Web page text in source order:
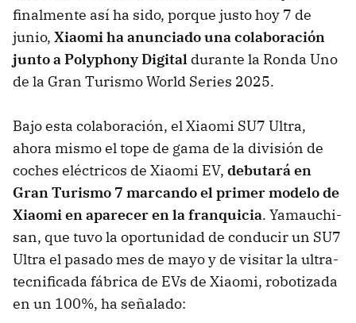
finalmente así ha sido, porque justo hoy 7 de
junio, Xiaomi ha anunciado una colaboración
junto a Polyphony Digital durante la Ronda Uno
de la Gran Turismo World Series 2025.
Bajo esta colaboración, el Xiaomi SU7 Ultra,
ahora mismo el tope de gama de la división de
coches eléctricos de Xiaomi EV, debutará en
Gran Turismo 7 marcando el primer modelo de
Xiaomi en aparecer en la franquicia. Yamauchi-
san, que tuvo la oportunidad de conducir un SU7
Ultra el pasado mes de mayo y de visitar la ultra-
tecnificada fábrica de EVs de Xiaomi, robotizada
en un 100%, ha señalado: